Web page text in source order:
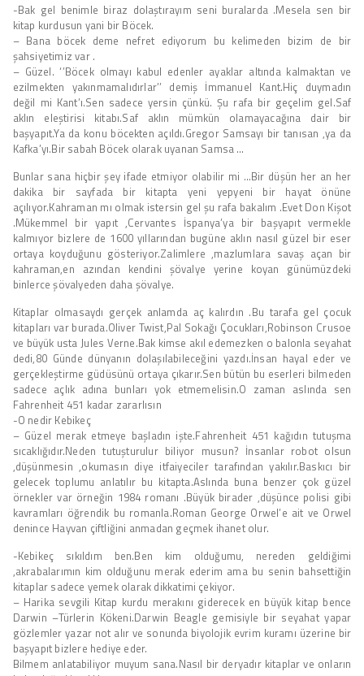
-Bak gel benimle biraz dolaştırayım seni buralarda .Mesela sen bir
kitap kurdusun yani bir Böcek.
– Bana böcek deme nefret ediyorum bu kelimeden bizim de bir
şahsiyetimiz var .
– Güzel. ‘’Böcek olmayı kabul edenler ayaklar altında kalmaktan ve
ezilmekten yakınmamalıdırlar’’ demiş İmmanuel Kant.Hiç duymadın
değil mi Kant’ı.Sen sadece yersin çünkü. Şu rafa bir geçelim gel.Saf
aklın eleştirisi kitabı.Saf aklın mümkün olamayacağına dair bir
başyapıt.Ya da konu böcekten açıldı.Gregor Samsayı bir tanısan ,ya da
Kafka’yı.Bir sabah Böcek olarak uyanan Samsa …
Bunlar sana hiçbir şey ifade etmiyor olabilir mi …Bir düşün her an her
dakika bir sayfada bir kitapta yeni yepyeni bir hayat önüne
açılıyor.Kahraman mı olmak istersin gel şu rafa bakalım .Evet Don Kişot
.Mükemmel bir yapıt ,Cervantes İspanya’ya bir başyapıt vermekle
kalmıyor bizlere de 1600 yıllarından bugüne aklın nasıl güzel bir eser
ortaya koyduğunu gösteriyor.Zalimlere ,mazlumlara savaş açan bir
kahraman,en azından kendini şövalye yerine koyan günümüzdeki
binlerce şövalyeden daha şövalye.
Kitaplar olmasaydı gerçek anlamda aç kalırdın .Bu tarafa gel çocuk
kitapları var burada.Oliver Twist,Pal Sokağı Çocukları,Robinson Crusoe
ve büyük usta Jules Verne.Bak kimse akıl edemezken o balonla seyahat
dedi,80 Günde dünyanın dolaşılabileceğini yazdı.İnsan hayal eder ve
gerçekleştirme güdüsünü ortaya çıkarır.Sen bütün bu eserleri bilmeden
sadece açlık adına bunları yok etmemelisin.O zaman aslında sen
Fahrenheit 451 kadar zararlısın
-O nedir Kebikeç
– Güzel merak etmeye başladın işte.Fahrenheit 451 kağıdın tutuşma
sıcaklığıdır.Neden tutuşturulur biliyor musun? İnsanlar robot olsun
,düşünmesin ,okumasın diye itfaiyeciler tarafından yakılır.Baskıcı bir
gelecek toplumu anlatılır bu kitapta.Aslında buna benzer çok güzel
örnekler var örneğin 1984 romanı .Büyük birader ,düşünce polisi gibi
kavramları öğrendik bu romanla.Roman George Orwel’e ait ve Orwel
denince Hayvan çiftliğini anmadan geçmek ihanet olur.
-Kebikeç sıkıldım ben.Ben kim olduğumu, nereden geldiğimi
,akrabalarımın kim olduğunu merak ederim ama bu senin bahsettiğin
kitaplar sadece yemek olarak dikkatimi çekiyor.
– Harika sevgili Kitap kurdu merakını giderecek en büyük kitap bence
Darwin –Türlerin Kökeni.Darwin Beagle gemisiyle bir seyahat yapar
gözlemler yazar not alır ve sonunda biyolojik evrim kuramı üzerine bir
başyapıt bizlere hediye eder.
Bilmem anlatabiliyor muyum sana.Nasıl bir deryadır kitaplar ve onların